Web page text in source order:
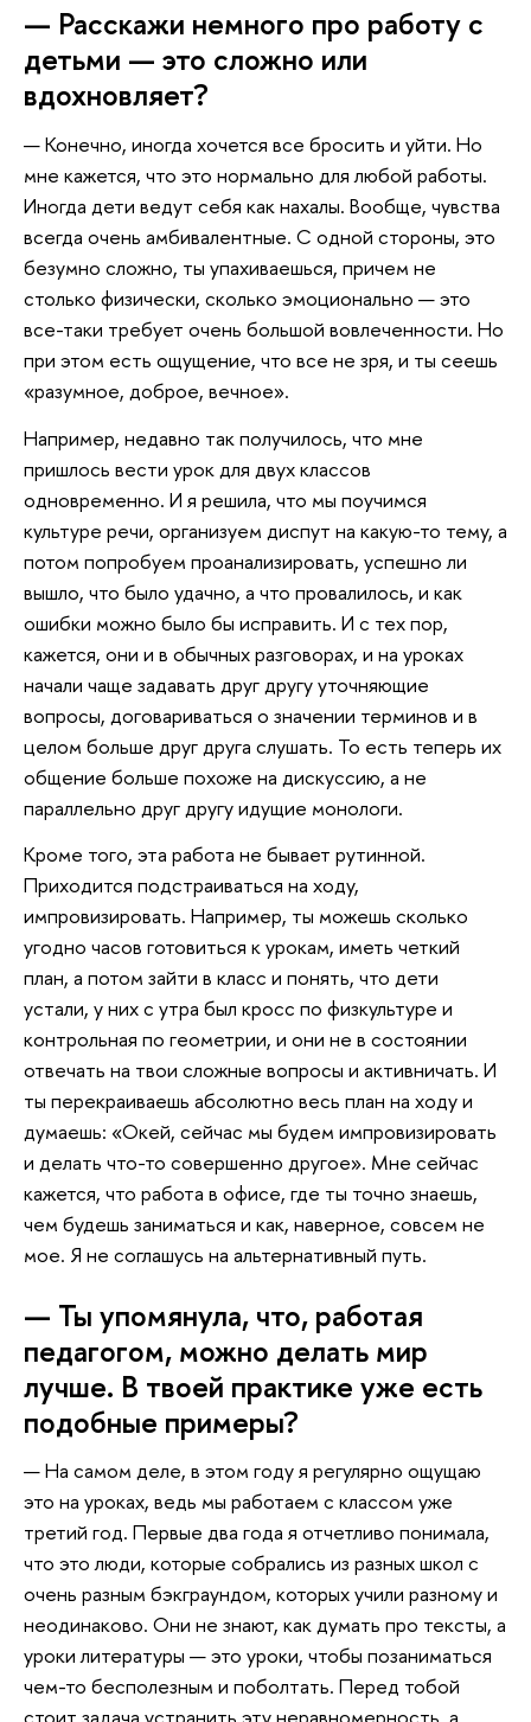
— Расскажи немного про работу с
детьми — это сложно или
вдохновляет?
— Конечно, иногда хочется все бросить и уйти. Но
мне кажется, что это нормально для любой работы.
Иногда дети ведут себя как нахалы. Вообще, чувства
всегда очень амбивалентные. С одной стороны, это
безумно сложно, ты упахиваешься, причем не
столько физически, сколько эмоционально — это
все-таки требует очень большой вовлеченности. Но
при этом есть ощущение, что все не зря, и ты сеешь
«разумное, доброе, вечное».
Например, недавно так получилось, что мне
пришлось вести урок для двух классов
одновременно. И я решила, что мы поучимся
культуре речи, организуем диспут на какую-то тему, а
потом попробуем проанализировать, успешно ли
вышло, что было удачно, а что провалилось, и как
ошибки можно было бы исправить. И с тех пор,
кажется, они и в обычных разговорах, и на уроках
начали чаще задавать друг другу уточняющие
вопросы, договариваться о значении терминов и в
целом больше друг друга слушать. То есть теперь их
общение больше похоже на дискуссию, а не
параллельно друг другу идущие монологи.
Кроме того, эта работа не бывает рутинной.
Приходится подстраиваться на ходу,
импровизировать. Например, ты можешь сколько
угодно часов готовиться к урокам, иметь четкий
план, а потом зайти в класс и понять, что дети
устали, у них с утра был кросс по физкультуре и
контрольная по геометрии, и они не в состоянии
отвечать на твои сложные вопросы и активничать. И
ты перекраиваешь абсолютно весь план на ходу и
думаешь: «Окей, сейчас мы будем импровизировать
и делать что-то совершенно другое». Мне сейчас
кажется, что работа в офисе, где ты точно знаешь,
чем будешь заниматься и как, наверное, совсем не
мое. Я не соглашусь на альтернативный путь.
— Ты упомянула, что, работая
педагогом, можно делать мир
лучше. В твоей практике уже есть
подобные примеры?
— На самом деле, в этом году я регулярно ощущаю
это на уроках, ведь мы работаем с классом уже
третий год. Первые два года я отчетливо понимала,
что это люди, которые собрались из разных школ с
очень разным бэкграундом, которых учили разному и
неодинаково. Они не знают, как думать про тексты, а
уроки литературы — это уроки, чтобы позаниматься
чем-то бесполезным и поболтать. Перед тобой